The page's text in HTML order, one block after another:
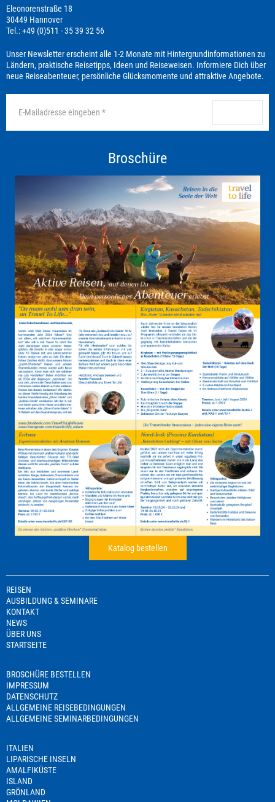
Eleonorenstraße 18
30449 Hannover
Tel.: +49 (0)511 - 35 39 32 56
Unser Newsletter erscheint alle 1-2 Monate mit Hintergrundinformationen zu
Ländern, praktische Reisetipps, Ideen und Reiseweisen. Informiere Dich über
neue Reiseabenteuer, persönliche Glücksmomente und attraktive Angebote.
Broschüre
Katalog bestellen
REISEN
AUSBILDUNG & SEMINARE
KONTAKT
NEWS
ÜBER UNS
STARTSEITE
BROSCHÜRE BESTELLEN
IMPRESSUM
DATENSCHUTZ
ALLGEMEINE REISEBEDINGUNGEN
ALLGEMEINE SEMINARBEDINGUNGEN
ITALIEN
LIPARISCHE INSELN
AMALFIKÜSTE
ISLAND
GRÖNLAND